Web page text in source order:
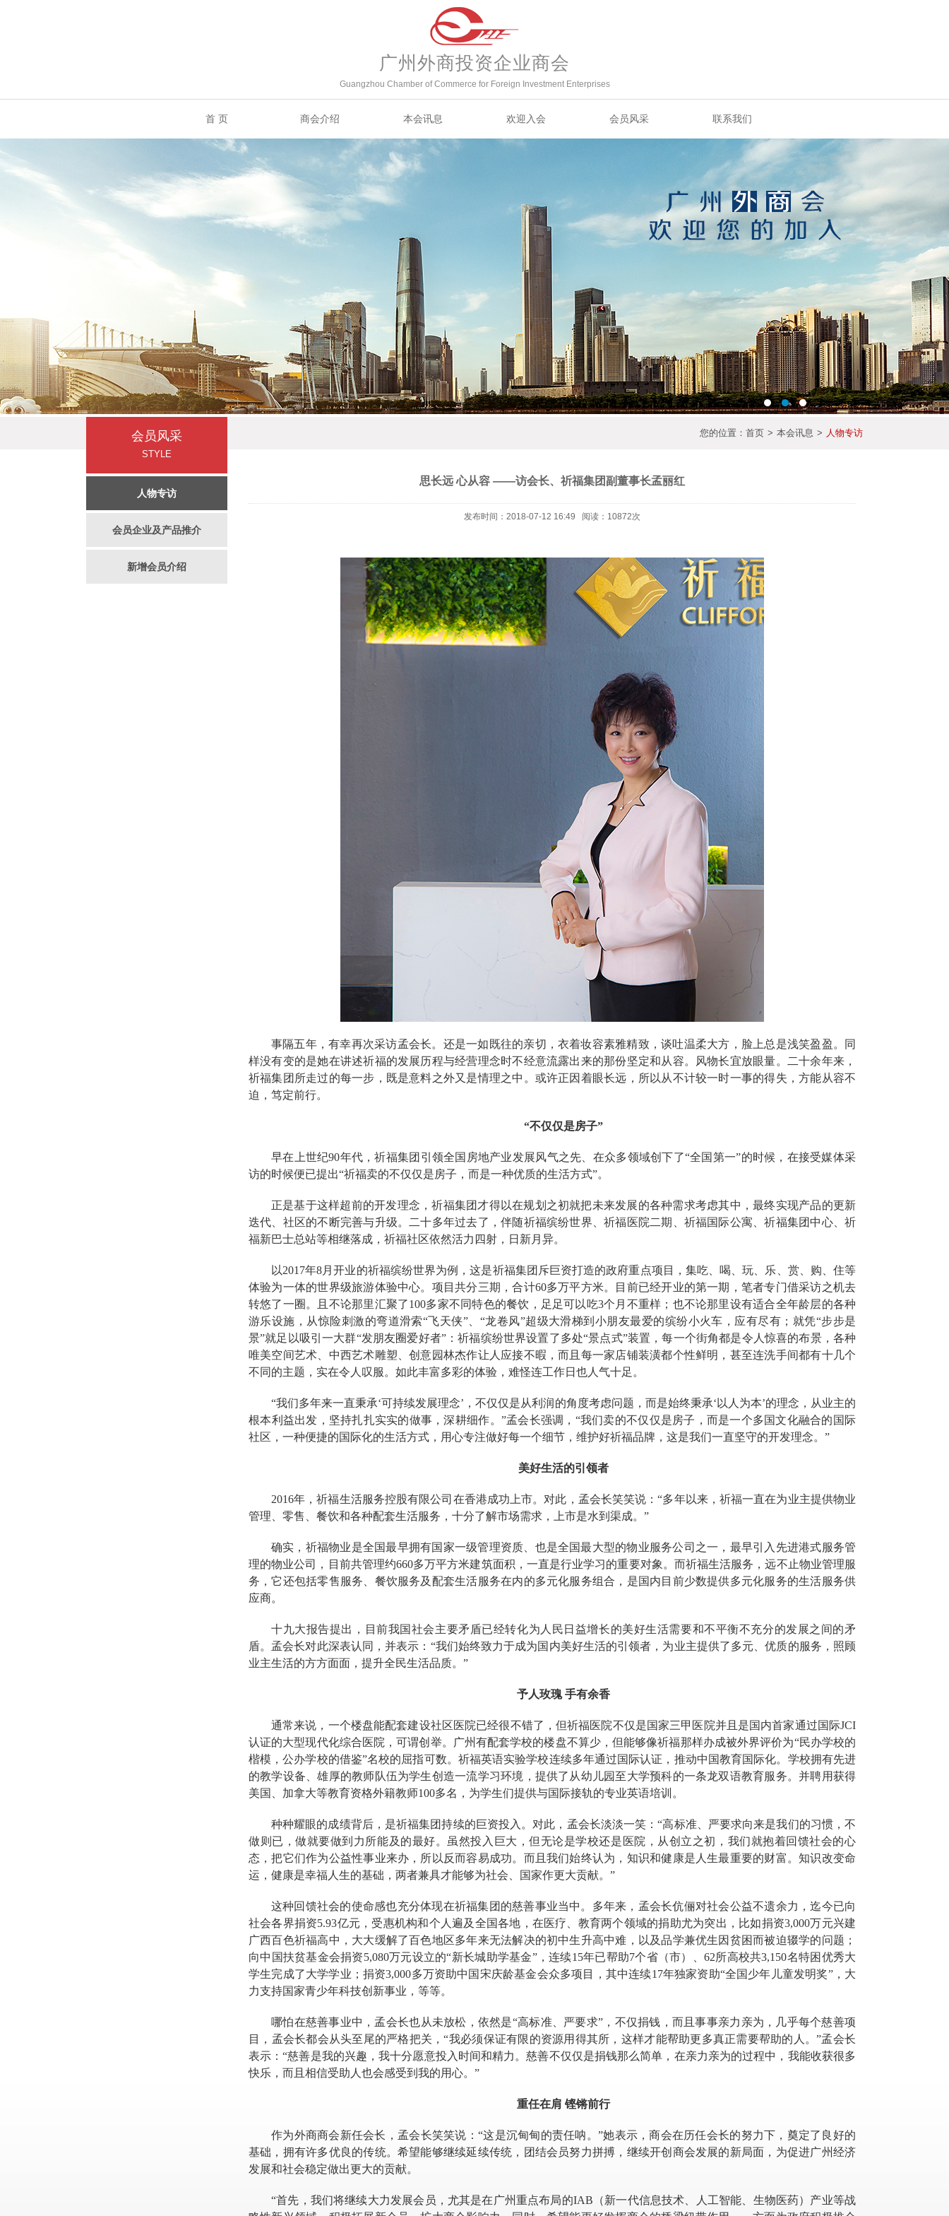
广州外商投资企业商会
Guangzhou Chamber of Commerce for Foreign Investment Enterprises
首 页 商会介绍 本会讯息 欢迎入会 会员风采 联系我们
您的位置： 首页 > 本会讯息 > 人物专访
会员风采
STYLE
人物专访
会员企业及产品推介
新增会员介绍
思长远 心从容 ——访会长、祈福集团副董事长孟丽红
发布时间：2018-07-12 16:49 阅读：10872次
事隔五年，有幸再次采访孟会长。还是一如既往的亲切，衣着妆容素雅精致，谈吐温柔大方，脸上总是浅笑盈盈。同
样没有变的是她在讲述祈福的发展历程与经营理念时不经意流露出来的那份坚定和从容。风物长宜放眼量。二十余年来，
祈福集团所走过的每一步，既是意料之外又是情理之中。或许正因着眼长远，所以从不计较一时一事的得失，方能从容不
迫，笃定前行。
“不仅仅是房子”
早在上世纪90年代，祈福集团引领全国房地产业发展风气之先、在众多领域创下了“全国第一”的时候，在接受媒体采
访的时候便已提出“祈福卖的不仅仅是房子，而是一种优质的生活方式”。
正是基于这样超前的开发理念，祈福集团才得以在规划之初就把未来发展的各种需求考虑其中，最终实现产品的更新
迭代、社区的不断完善与升级。二十多年过去了，伴随祈福缤纷世界、祈福医院二期、祈福国际公寓、祈福集团中心、祈
福新巴士总站等相继落成，祈福社区依然活力四射，日新月异。
以2017年8月开业的祈福缤纷世界为例，这是祈福集团斥巨资打造的政府重点项目，集吃、喝、玩、乐、赏、购、住等
体验为一体的世界级旅游体验中心。项目共分三期，合计60多万平方米。目前已经开业的第一期，笔者专门借采访之机去
转悠了一圈。且不论那里汇聚了100多家不同特色的餐饮，足足可以吃3个月不重样 ；也不论那里设有适合全年龄层的各种
游乐设施，从惊险刺激的弯道滑索“飞天侠”、“龙卷风”超级大滑梯到小朋友最爱的缤纷小火车，应有尽有；就凭“步步是
景”就足以吸引一大群“发朋友圈爱好者”：祈福缤纷世界设置了多处“景点式”装置，每一个街角都是令人惊喜的布景，各种
唯美空间艺术、中西艺术雕塑、创意园林杰作让人应接不暇，而且每一家店铺装潢都个性鲜明，甚至连洗手间都有十几个
不同的主题，实在令人叹服。如此丰富多彩的体验，难怪连工作日也人气十足。
“我们多年来一直秉承‘可持续发展理念’，不仅仅是从利润的角度考虑问题，而是始终秉承‘以人为本’的理念，从业主的
根本利益出发，坚持扎扎实实的做事，深耕细作。”孟会长强调，“我们卖的不仅仅是房子，而是一个多国文化融合的国际
社区，一种便捷的国际化的生活方式，用心专注做好每一个细节，维护好祈福品牌，这是我们一直坚守的开发理念。 ”
美好生活的引领者
2016年，祈福生活服务控股有限公司在香港成功上市。对此，孟会长笑笑说：“多年以来，祈福一直在为业主提供物业
管理、零售、餐饮和各种配套生活服务，十分了解市场需求，上市是水到渠成。 ”
确实，祈福物业是全国最早拥有国家一级管理资质、也是全国最大型的物业服务公司之一，最早引入先进港式服务管
理的物业公司，目前共管理约660多万平方米建筑面积，一直是行业学习的重要对象。而祈福生活服务，远不止物业管理服
务，它还包括零售服务、餐饮服务及配套生活服务在内的多元化服务组合，是国内目前少数提供多元化服务的生活服务供
应商。
十九大报告提出，目前我国社会主要矛盾已经转化为人民日益增长的美好生活需要和不平衡不充分的发展之间的矛
盾。孟会长对此深表认同，并表示： “我们始终致力于成为国内美好生活的引领者，为业主提供了多元 、优质的服务，照顾
业主生活的方方面面，提升全民生活品质。 ”
予人玫瑰 手有余香
通常来说，一个楼盘能配套建设社区医院已经很不错了，但祈福医院不仅是国家三甲医院并且是国内首家通过国际JCI
认证的大型现代化综合医院，可谓创举。广州有配套学校的楼盘不算少，但能够像祈福那样办成被外界评价为“民办学校的
楷模，公办学校的借鉴”名校的屈指可数。 祈福英语实验学校连续多年通过国际认证，推动中国教育国际化。学校拥有先进
的教学设备、雄厚的教师队伍为学生创造一流学习环境，提供了从幼儿园至大学预科的一条龙双语教育服务。并聘用获得
美国、加拿大等教育资格外籍教师100多名，为学生们提供与国际接轨的专业英语培训。
种种耀眼的成绩背后，是祈福集团持续的巨资投入。对此，孟会长淡淡一笑：“高标准、严要求向来是我们的习惯，不
做则已，做就要做到力所能及的最好。虽然投入巨大，但无论是学校还是医院，从创立之初， 我们就抱着回馈社会的心
态，把它们作为公益性事业来办，所以反而容易成功。而且我们始终认为，知识和健康是人生最重要的财富。知识改变命
运，健康是幸福人生的基础，两者兼具才能够为社会、国家作更大贡献。 ”
这种回馈社会的使命感也充分体现在祈福集团的慈善事业当中。多年来，孟会长伉俪对社会公益不遗余力，迄今已向
社会各界捐资5.93亿元，受惠机构和个人遍及全国各地，在医疗、教育两个领域的捐助尤为突出，比如捐资3,000万元兴建
广西百色祈福高中，大大缓解了百色地区多年来无法解决的初中生升高中难，以及品学兼优生因贫困而被迫辍学的问题；
向中国扶贫基金会捐资5,080万元设立的“新长城助学基金”，连续15年已帮助7个省（市）、62所高校共3,150名特困优秀大
学生完成了大学学业 ；捐资3,000多万资助中国宋庆龄基金会众多项目，其中连续17年独家资助“全国少年儿童发明奖”， 大
力支持国家青少年科技创新事业，等等。
哪怕在慈善事业中，孟会长也从未放松，依然是“高标准、严要求”，不仅捐钱，而且事事亲力亲为，几乎每个慈善项
目，孟会长都会从头至尾的严格把关，“我必须保证有限的资源用得其所，这样才能帮助更多真正需要帮助的人。”孟会长
表示：“慈善是我的兴趣，我十分愿意投入时间和精力。慈善不仅仅是捐钱那么简单，在亲力亲为的过程中，我能收获很多
快乐，而且相信受助人也会感受到我的用心。”
重任在肩 铿锵前行
作为外商商会新任会长，孟会长笑笑说： “这是沉甸甸的责任呐。 ”她表示，商会在历任会长的努力下，奠定了良好的
基础，拥有许多优良的传统。希望能够继续延续传统，团结会员努力拼搏，继续开创商会发展的新局面，为促进广州经济
发展和社会稳定做出更大的贡献。
“首先，我们将继续大力发展会员，尤其是在广州重点布局的IAB（新一代信息技术、人工智能、生物医药）产业等战